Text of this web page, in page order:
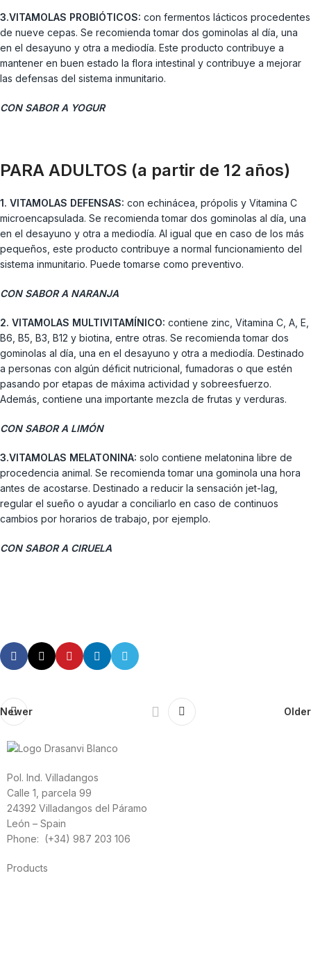
3.VITAMOLAS PROBIÓTICOS: con fermentos lácticos procedentes
de nueve cepas. Se recomienda tomar dos gominolas al día, una
en el desayuno y otra a mediodía. Este producto contribuye a
mantener en buen estado la flora intestinal y contribuye a mejorar
las defensas del sistema inmunitario.
CON SABOR A YOGUR
PARA ADULTOS (a partir de 12 años)
1. VITAMOLAS DEFENSAS: con echinácea, própolis y Vitamina C
microencapsulada. Se recomienda tomar dos gominolas al día, una
en el desayuno y otra a mediodía. Al igual que en caso de los más
pequeños, este producto contribuye a normal funcionamiento del
sistema inmunitario. Puede tomarse como preventivo.
CON SABOR A NARANJA
2. VITAMOLAS MULTIVITAMÍNICO: contiene zinc, Vitamina C, A, E,
B6, B5, B3, B12 y biotina, entre otras. Se recomienda tomar dos
gominolas al día, una en el desayuno y otra a mediodía. Destinado
a personas con algún déficit nutricional, fumadoras o que estén
pasando por etapas de máxima actividad y sobreesfuerzo.
Además, contiene una importante mezcla de frutas y verduras.
CON SABOR A LIMÓN
3.VITAMOLAS MELATONINA: solo contiene melatonina libre de
procedencia animal. Se recomienda tomar una gominola una hora
antes de acostarse. Destinado a reducir la sensación jet-lag,
regular el sueño o ayudar a conciliarlo en caso de continuos
cambios por horarios de trabajo, por ejemplo.
CON SABOR A CIRUELA
Newer Older
Pol. Ind. Villadangos
Calle 1, parcela 99
24392 Villadangos del Páramo
León – Spain
Phone: (+34) 987 203 106
Products